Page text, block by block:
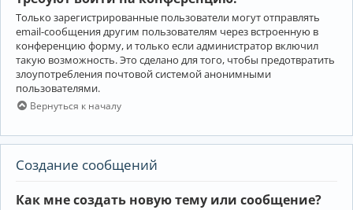
Только зарегистрированные пользователи могут отправлять
email-сообщения другим пользователям через встроенную в
конференцию форму, и только если администратор включил
такую возможность. Это сделано для того, чтобы предотвратить
злоупотребления почтовой системой анонимными
пользователями.
Вернуться к началу
Создание сообщений
Как мне создать новую тему или сообщение?